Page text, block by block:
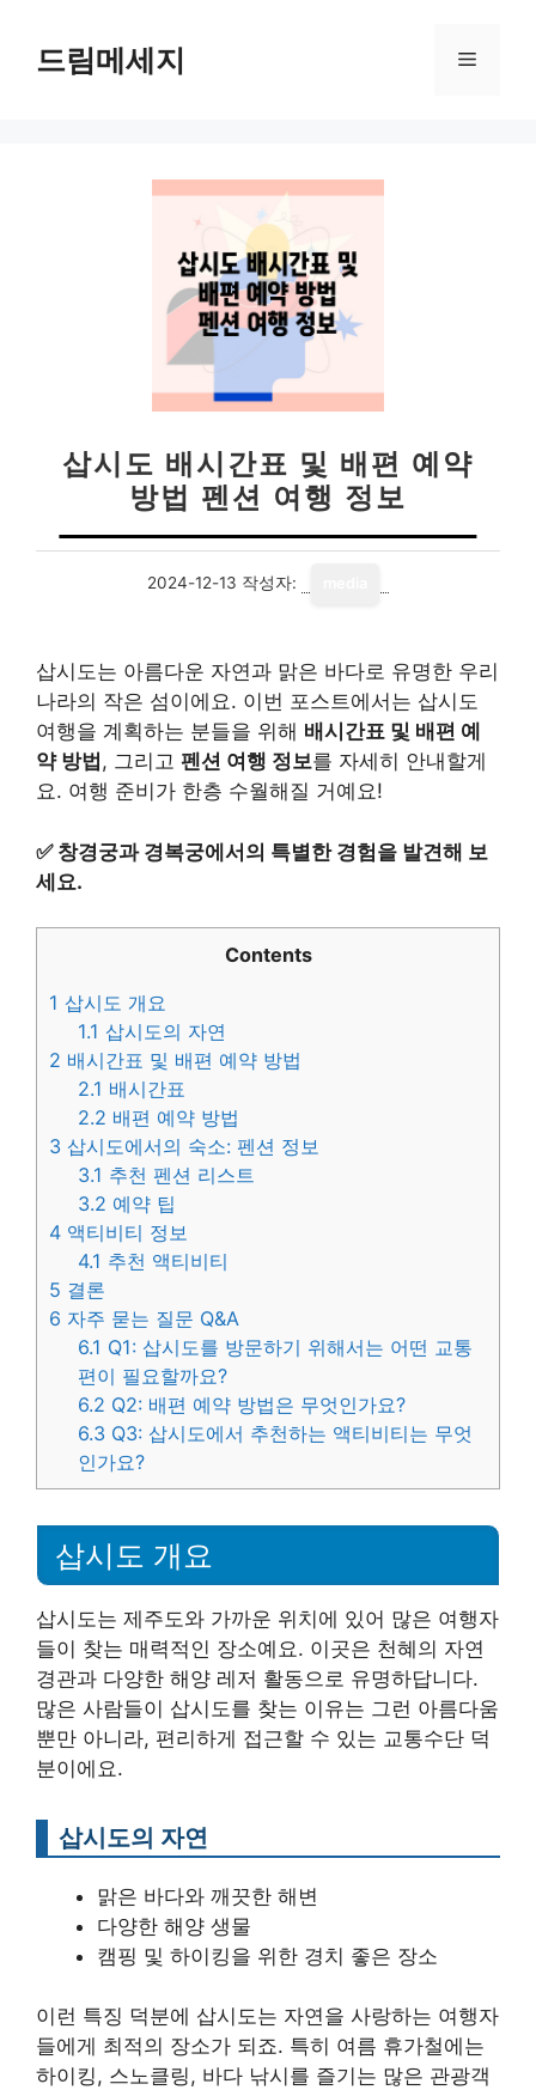
드림메세지 메
삽시도 배시간표 및 배편 예약
방법 펜션 여행 정보
2024-12-13 작성자:
삽시도는 아름다운 자연과 맑은 바다로 유명한 우리
나라의 작은 섬이에요. 이번 포스트에서는 삽시도
여행을 계획하는 분들을 위해 배시간표 및 배편 예
약 방법 , 그리고 펜션 여행 정보를 자세히 안내할게
요. 여행 준비가 한층 수월해질 거예요!
✅ 창경궁과 경복궁에서의 특별한 경험을 발견해 보
세요.
Contents
1 삽시도 개요
1.1 삽시도의 자연
2 배시간표 및 배편 예약 방법
2.1 배시간표
2.2 배편 예약 방법
3 삽시도에서의 숙소: 펜션 정보
3.1 추천 펜션 리스트
3.2 예약 팁
4 액티비티 정보
4.1 추천 액티비티
5 결론
6 자주 묻는 질문 Q&A
6.1 Q1: 삽시도를 방문하기 위해서는 어떤 교통
편이 필요할까요?
6.2 Q2: 배편 예약 방법은 무엇인가요?
6.3 Q3: 삽시도에서 추천하는 액티비티는 무엇
인가요?
삽시도 개요
삽시도는 제주도와 가까운 위치에 있어 많은 여행자
들이 찾는 매력적인 장소예요. 이곳은 천혜의 자연
경관과 다양한 해양 레저 활동으로 유명하답니다.
많은 사람들이 삽시도를 찾는 이유는 그런 아름다움
뿐만 아니라, 편리하게 접근할 수 있는 교통수단 덕
분이에요.
삽시도의 자연
맑은 바다와 깨끗한 해변
다양한 해양 생물
캠핑 및 하이킹을 위한 경치 좋은 장소
이런 특징 덕분에 삽시도는 자연을 사랑하는 여행자
들에게 최적의 장소가 되죠. 특히 여름 휴가철에는
하이킹, 스노클링, 바다 낚시를 즐기는 많은 관광객